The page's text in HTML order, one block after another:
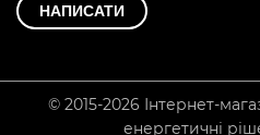
НАПИСАТИ
© 2015-2026 Інтернет-
енергетичні